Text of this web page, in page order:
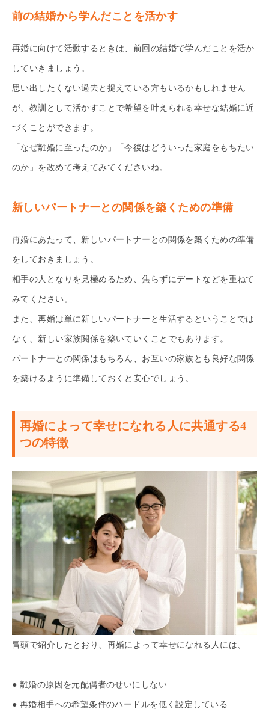
前の結婚から学んだことを活かす
再婚に向けて活動するときは、前回の結婚で学んだことを活か
していきましょう。
思い出したくない過去と捉えている方もいるかもしれません
が、教訓として活かすことで希望を叶えられる幸せな結婚に近
づくことができます。
「なぜ離婚に至ったのか」「今後はどういった家庭をもちたい
のか」を改めて考えてみてくださいね。
新しいパートナーとの関係を築くための準備
再婚にあたって、新しいパートナーとの関係を築くための準備
をしておきましょう。
相手の人となりを見極めるため、焦らずにデートなどを重ねて
みてください。
また、再婚は単に新しいパートナーと生活するということでは
なく、新しい家族関係を築いていくことでもあります。
パートナーとの関係はもちろん、お互いの家族とも良好な関係
を築けるように準備しておくと安心でしょう。
再婚によって幸せになれる人に共通する4
つの特徴
冒頭で紹介したとおり、再婚によって幸せになれる人には、
● 離婚の原因を元配偶者のせいにしない
● 再婚相手への希望条件のハードルを低く設定している